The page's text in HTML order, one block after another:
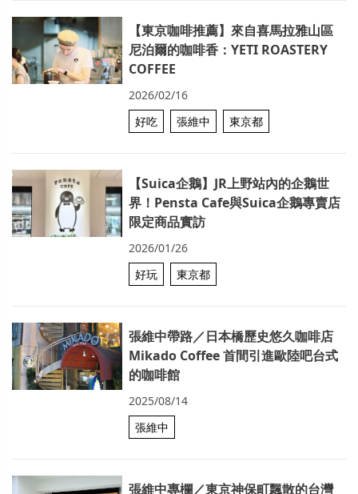
【東京咖啡推薦】來自喜馬拉雅山區
尼泊爾的咖啡香：YETI ROASTERY
COFFEE
2026/02/16
好吃
張維中 東京都
【Suica企鵝】JR上野站內的企鵝世
界！Pensta Cafe與Suica企鵝專賣店
限定商品實訪
2026/01/26
好玩
東京都
張維中帶路／日本橋歷史悠久咖啡店
Mikado Coffee 首間引進歐陸吧台式
的咖啡館
2025/08/14
張維中
張維中專欄／東京神保町飄散的台灣